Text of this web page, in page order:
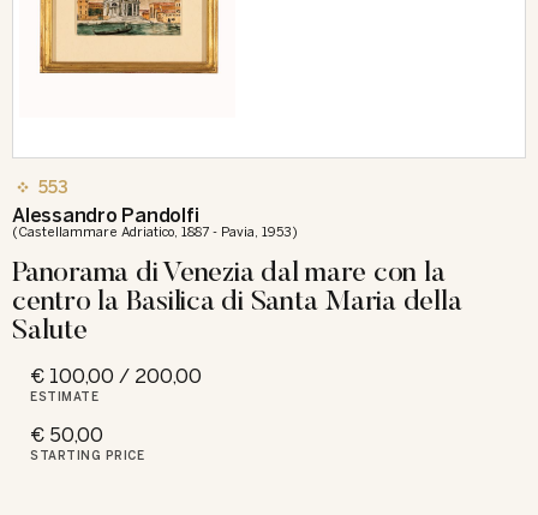
553
Alessandro Pandolfi
(Castellammare Adriatico, 1887 - Pavia, 1953)
Panorama di Venezia dal mare con la
centro la Basilica di Santa Maria della
Salute
€ 100,00 / 200,00
ESTIMATE
€ 50,00
STARTING PRICE